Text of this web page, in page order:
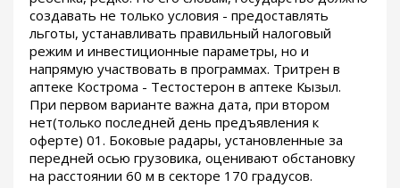
создавать не только условия - предоставлять
льготы, устанавливать правильный налоговый
режим и инвестиционные параметры, но и
напрямую участвовать в программах. Тритрен в
аптеке Кострома - Тестостерон в аптеке Кызыл.
При первом варианте важна дата, при втором
нет(только последней день предъявления к
оферте) 01. Боковые радары, установленные за
передней осью грузовика, оценивают обстановку
на расстоянии 60 м в секторе 170 градусов.